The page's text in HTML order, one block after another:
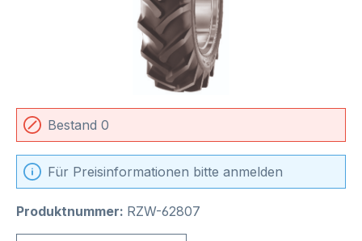
Bestand 0
Für Preisinformationen bitte anmelden
Produktnummer: RZW-62807